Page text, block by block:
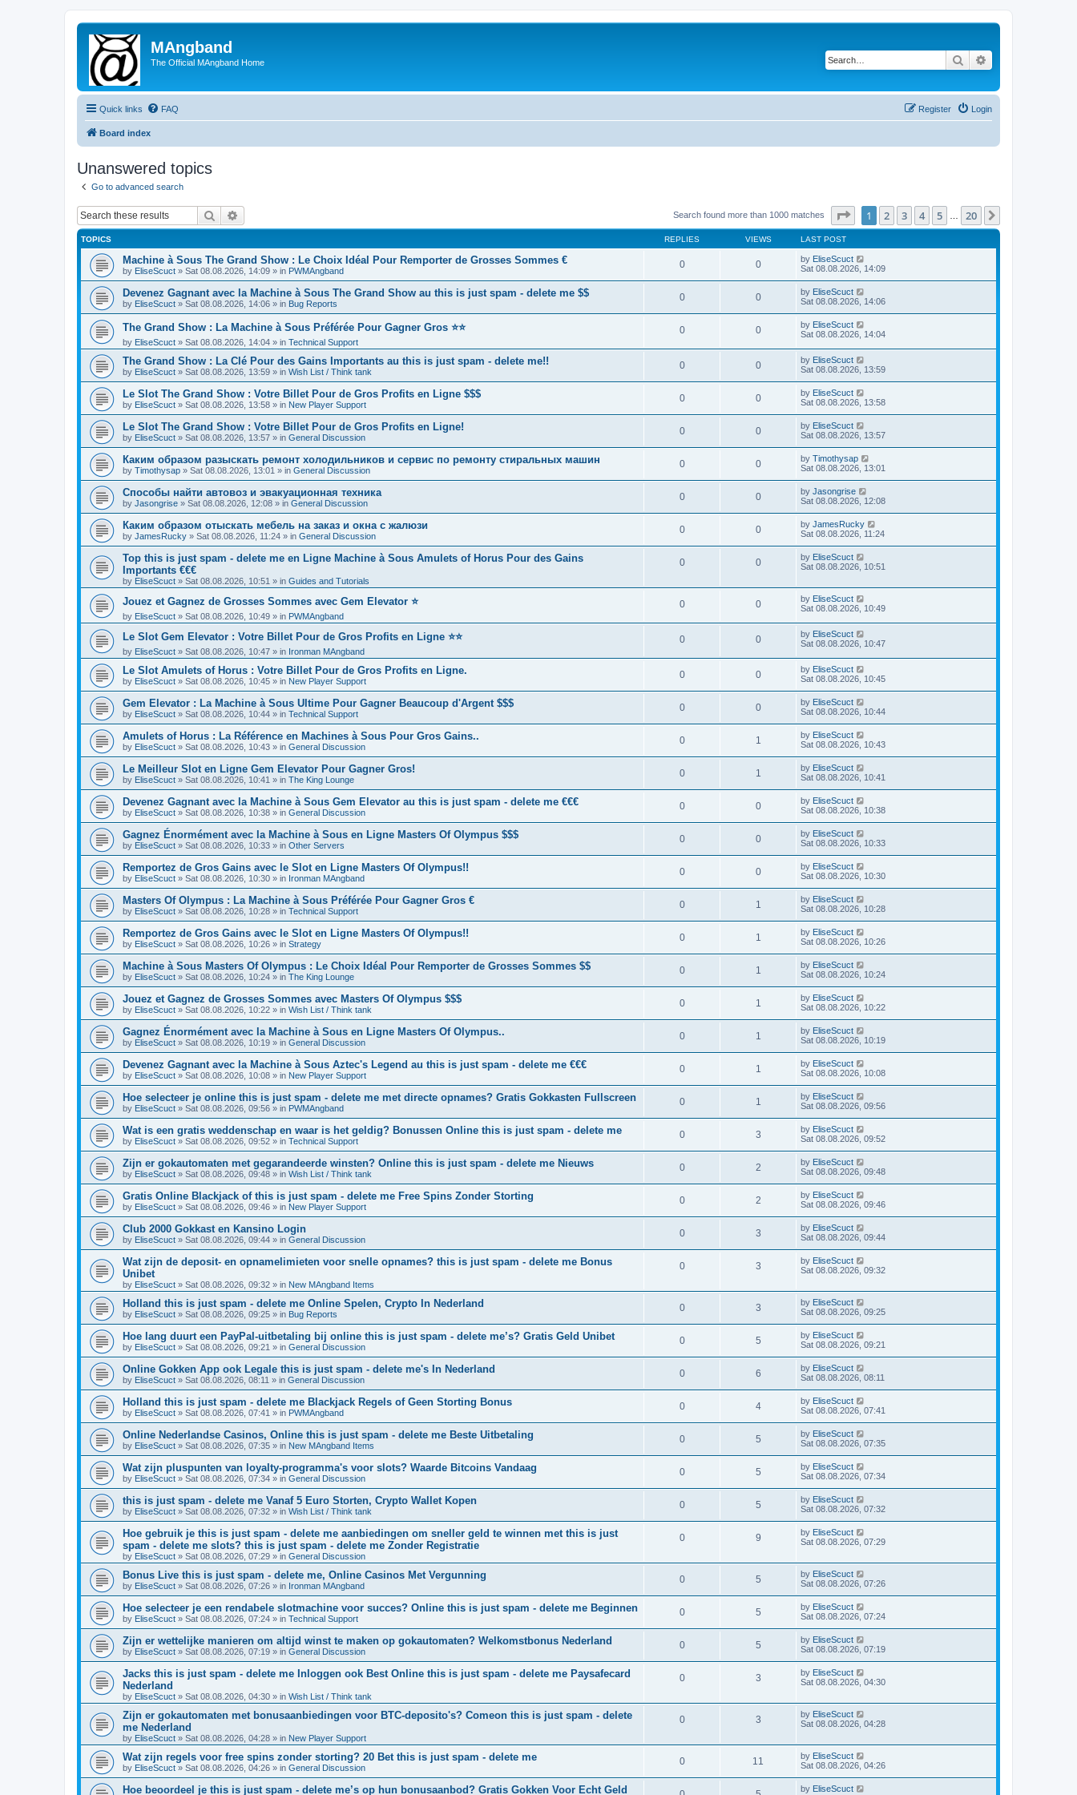
MAngband
The Official MAngband Home Search
Quick links FAQ Login
Register
Board index
Unanswered topics
Go to advanced search
Search Search found more than 1000 matches Page of 20
1 2 3 4 5 20
TOPICS REPLIES VIEWS LAST POST
Machine à Sous The Grand Show : Le Choix Idéal Pour Remporter de Grosses Sommes €
by EliseScuct » Sat 08.08.2026, 14:09 » in PWMAngband
0 0 by EliseScuct
Sat 08.08.2026, 14:09
Devenez Gagnant avec la Machine à Sous The Grand Show au this is just spam - delete me $$
by EliseScuct » Sat 08.08.2026, 14:06 » in Bug Reports
0 0 by EliseScuct
Sat 08.08.2026, 14:06
The Grand Show : La Machine à Sous Préférée Pour Gagner Gros ⭐⭐
by EliseScuct » Sat 08.08.2026, 14:04 » in Technical Support
0 0 by EliseScuct
Sat 08.08.2026, 14:04
The Grand Show : La Clé Pour des Gains Importants au this is just spam - delete me!!
by EliseScuct » Sat 08.08.2026, 13:59 » in Wish List / Think tank
0 0 by EliseScuct
Sat 08.08.2026, 13:59
Le Slot The Grand Show : Votre Billet Pour de Gros Profits en Ligne $$$
by EliseScuct » Sat 08.08.2026, 13:58 » in New Player Support
0 0 by EliseScuct
Sat 08.08.2026, 13:58
Le Slot The Grand Show : Votre Billet Pour de Gros Profits en Ligne!
by EliseScuct » Sat 08.08.2026, 13:57 » in General Discussion
0 0 by EliseScuct
Sat 08.08.2026, 13:57
Каким образом разыскать ремонт холодильников и сервис по ремонту стиральных машин
by Timothysap » Sat 08.08.2026, 13:01 » in General Discussion
0 0 by Timothysap
Sat 08.08.2026, 13:01
Способы найти автовоз и эвакуационная техника
by Jasongrise » Sat 08.08.2026, 12:08 » in General Discussion
0 0 by Jasongrise
Sat 08.08.2026, 12:08
Каким образом отыскать мебель на заказ и окна с жалюзи
by JamesRucky » Sat 08.08.2026, 11:24 » in General Discussion
0 0 by JamesRucky
Sat 08.08.2026, 11:24
Top this is just spam - delete me en Ligne Machine à Sous Amulets of Horus Pour des Gains
Importants €€€
by EliseScuct » Sat 08.08.2026, 10:51 » in Guides and Tutorials
0 0 by EliseScuct
Sat 08.08.2026, 10:51
Jouez et Gagnez de Grosses Sommes avec Gem Elevator ⭐
by EliseScuct » Sat 08.08.2026, 10:49 » in PWMAngband
0 0 by EliseScuct
Sat 08.08.2026, 10:49
Le Slot Gem Elevator : Votre Billet Pour de Gros Profits en Ligne ⭐⭐
by EliseScuct » Sat 08.08.2026, 10:47 » in Ironman MAngband
0 0 by EliseScuct
Sat 08.08.2026, 10:47
Le Slot Amulets of Horus : Votre Billet Pour de Gros Profits en Ligne.
by EliseScuct » Sat 08.08.2026, 10:45 » in New Player Support
0 0 by EliseScuct
Sat 08.08.2026, 10:45
Gem Elevator : La Machine à Sous Ultime Pour Gagner Beaucoup d'Argent $$$
by EliseScuct » Sat 08.08.2026, 10:44 » in Technical Support
0 0 by EliseScuct
Sat 08.08.2026, 10:44
Amulets of Horus : La Référence en Machines à Sous Pour Gros Gains..
by EliseScuct » Sat 08.08.2026, 10:43 » in General Discussion
0 1 by EliseScuct
Sat 08.08.2026, 10:43
Le Meilleur Slot en Ligne Gem Elevator Pour Gagner Gros!
by EliseScuct » Sat 08.08.2026, 10:41 » in The King Lounge
0 1 by EliseScuct
Sat 08.08.2026, 10:41
Devenez Gagnant avec la Machine à Sous Gem Elevator au this is just spam - delete me €€€
by EliseScuct » Sat 08.08.2026, 10:38 » in General Discussion
0 0 by EliseScuct
Sat 08.08.2026, 10:38
Gagnez Énormément avec la Machine à Sous en Ligne Masters Of Olympus $$$
by EliseScuct » Sat 08.08.2026, 10:33 » in Other Servers
0 0 by EliseScuct
Sat 08.08.2026, 10:33
Remportez de Gros Gains avec le Slot en Ligne Masters Of Olympus!!
by EliseScuct » Sat 08.08.2026, 10:30 » in Ironman MAngband
0 0 by EliseScuct
Sat 08.08.2026, 10:30
Masters Of Olympus : La Machine à Sous Préférée Pour Gagner Gros €
by EliseScuct » Sat 08.08.2026, 10:28 » in Technical Support
0 1 by EliseScuct
Sat 08.08.2026, 10:28
Remportez de Gros Gains avec le Slot en Ligne Masters Of Olympus!!
by EliseScuct » Sat 08.08.2026, 10:26 » in Strategy
0 1 by EliseScuct
Sat 08.08.2026, 10:26
Machine à Sous Masters Of Olympus : Le Choix Idéal Pour Remporter de Grosses Sommes $$
by EliseScuct » Sat 08.08.2026, 10:24 » in The King Lounge
0 1 by EliseScuct
Sat 08.08.2026, 10:24
Jouez et Gagnez de Grosses Sommes avec Masters Of Olympus $$$
by EliseScuct » Sat 08.08.2026, 10:22 » in Wish List / Think tank
0 1 by EliseScuct
Sat 08.08.2026, 10:22
Gagnez Énormément avec la Machine à Sous en Ligne Masters Of Olympus..
by EliseScuct » Sat 08.08.2026, 10:19 » in General Discussion
0 1 by EliseScuct
Sat 08.08.2026, 10:19
Devenez Gagnant avec la Machine à Sous Aztec's Legend au this is just spam - delete me €€€
by EliseScuct » Sat 08.08.2026, 10:08 » in New Player Support
0 1 by EliseScuct
Sat 08.08.2026, 10:08
Hoe selecteer je online this is just spam - delete me met directe opnames? Gratis Gokkasten Fullscreen
by EliseScuct » Sat 08.08.2026, 09:56 » in PWMAngband
0 1 by EliseScuct
Sat 08.08.2026, 09:56
Wat is een gratis weddenschap en waar is het geldig? Bonussen Online this is just spam - delete me
by EliseScuct » Sat 08.08.2026, 09:52 » in Technical Support
0 3 by EliseScuct
Sat 08.08.2026, 09:52
Zijn er gokautomaten met gegarandeerde winsten? Online this is just spam - delete me Nieuws
by EliseScuct » Sat 08.08.2026, 09:48 » in Wish List / Think tank
0 2 by EliseScuct
Sat 08.08.2026, 09:48
Gratis Online Blackjack of this is just spam - delete me Free Spins Zonder Storting
by EliseScuct » Sat 08.08.2026, 09:46 » in New Player Support
0 2 by EliseScuct
Sat 08.08.2026, 09:46
Club 2000 Gokkast en Kansino Login
by EliseScuct » Sat 08.08.2026, 09:44 » in General Discussion
0 3 by EliseScuct
Sat 08.08.2026, 09:44
Wat zijn de deposit- en opnamelimieten voor snelle opnames? this is just spam - delete me Bonus
Unibet
by EliseScuct » Sat 08.08.2026, 09:32 » in New MAngband Items
0 3 by EliseScuct
Sat 08.08.2026, 09:32
Holland this is just spam - delete me Online Spelen, Crypto In Nederland
by EliseScuct » Sat 08.08.2026, 09:25 » in Bug Reports
0 3 by EliseScuct
Sat 08.08.2026, 09:25
Hoe lang duurt een PayPal-uitbetaling bij online this is just spam - delete me’s? Gratis Geld Unibet
by EliseScuct » Sat 08.08.2026, 09:21 » in General Discussion
0 5 by EliseScuct
Sat 08.08.2026, 09:21
Online Gokken App ook Legale this is just spam - delete me's In Nederland
by EliseScuct » Sat 08.08.2026, 08:11 » in General Discussion
0 6 by EliseScuct
Sat 08.08.2026, 08:11
Holland this is just spam - delete me Blackjack Regels of Geen Storting Bonus
by EliseScuct » Sat 08.08.2026, 07:41 » in PWMAngband
0 4 by EliseScuct
Sat 08.08.2026, 07:41
Online Nederlandse Casinos, Online this is just spam - delete me Beste Uitbetaling
by EliseScuct » Sat 08.08.2026, 07:35 » in New MAngband Items
0 5 by EliseScuct
Sat 08.08.2026, 07:35
Wat zijn pluspunten van loyalty-programma's voor slots? Waarde Bitcoins Vandaag
by EliseScuct » Sat 08.08.2026, 07:34 » in General Discussion
0 5 by EliseScuct
Sat 08.08.2026, 07:34
this is just spam - delete me Vanaf 5 Euro Storten, Crypto Wallet Kopen
by EliseScuct » Sat 08.08.2026, 07:32 » in Wish List / Think tank
0 5 by EliseScuct
Sat 08.08.2026, 07:32
Hoe gebruik je this is just spam - delete me aanbiedingen om sneller geld te winnen met this is just
spam - delete me slots? this is just spam - delete me Zonder Registratie
by EliseScuct » Sat 08.08.2026, 07:29 » in General Discussion
0 9 by EliseScuct
Sat 08.08.2026, 07:29
Bonus Live this is just spam - delete me, Online Casinos Met Vergunning
by EliseScuct » Sat 08.08.2026, 07:26 » in Ironman MAngband
0 5 by EliseScuct
Sat 08.08.2026, 07:26
Hoe selecteer je een rendabele slotmachine voor succes? Online this is just spam - delete me Beginnen
by EliseScuct » Sat 08.08.2026, 07:24 » in Technical Support
0 5 by EliseScuct
Sat 08.08.2026, 07:24
Zijn er wettelijke manieren om altijd winst te maken op gokautomaten? Welkomstbonus Nederland
by EliseScuct » Sat 08.08.2026, 07:19 » in General Discussion
0 5 by EliseScuct
Sat 08.08.2026, 07:19
Jacks this is just spam - delete me Inloggen ook Best Online this is just spam - delete me Paysafecard
Nederland
by EliseScuct » Sat 08.08.2026, 04:30 » in Wish List / Think tank
0 3 by EliseScuct
Sat 08.08.2026, 04:30
Zijn er gokautomaten met bonusaanbiedingen voor BTC-deposito's? Comeon this is just spam - delete
me Nederland
by EliseScuct » Sat 08.08.2026, 04:28 » in New Player Support
0 3 by EliseScuct
Sat 08.08.2026, 04:28
Wat zijn regels voor free spins zonder storting? 20 Bet this is just spam - delete me
by EliseScuct » Sat 08.08.2026, 04:26 » in General Discussion
0 11 by EliseScuct
Sat 08.08.2026, 04:26
Hoe beoordeel je this is just spam - delete me’s op hun bonusaanbod? Gratis Gokken Voor Echt Geld by EliseScuct